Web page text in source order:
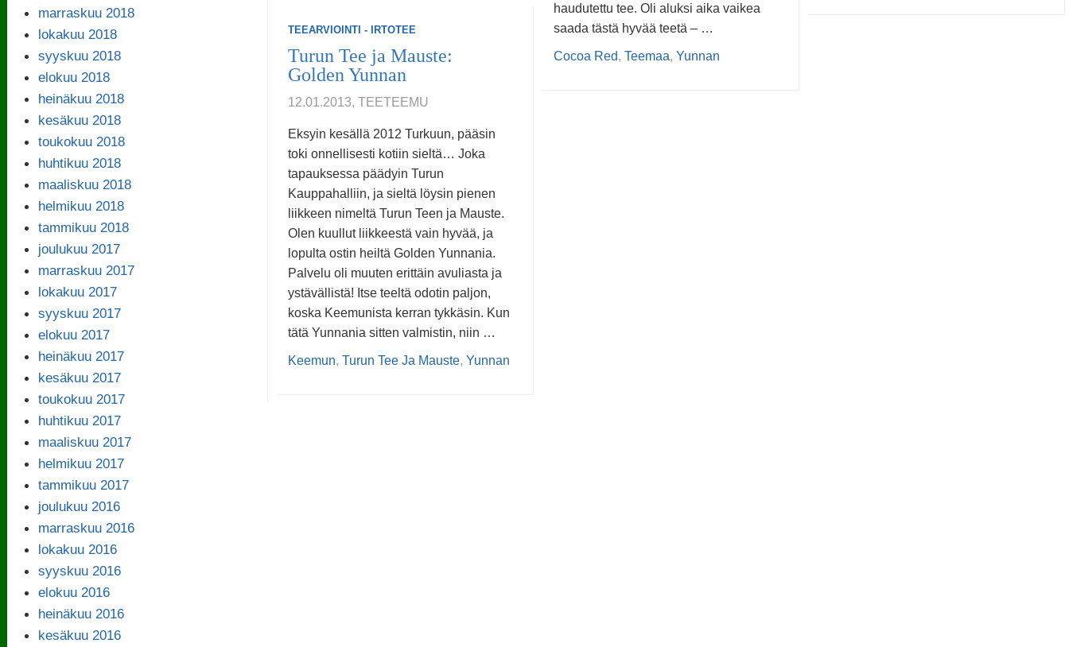
haudutettu tee. Oli aluksi aika vaikea
saada tästä hyvää teetä – …
Cocoa Red, Teemaa, Yunnan
TEEARVIOINTI - IRTOTEE
Turun Tee ja Mauste:
Golden Yunnan
12.01.2013, TEETEEMU
Eksyin kesällä 2012 Turkuun, pääsin
toki onnellisesti kotiin sieltä… Joka
tapauksessa päädyin Turun
Kauppahalliin, ja sieltä löysin pienen
liikkeen nimeltä Turun Teen ja Mauste.
Olen kuullut liikkeestä vain hyvää, ja
lopulta ostin heiltä Golden Yunnania.
Palvelu oli muuten erittäin avuliasta ja
ystävällistä! Itse teeltä odotin paljon,
koska Keemunista kerran tykkäsin. Kun
tätä Yunnania sitten valmistin, niin …
Keemun, Turun Tee Ja Mauste, Yunnan
marraskuu 2018
lokakuu 2018
syyskuu 2018
elokuu 2018
heinäkuu 2018
kesäkuu 2018
toukokuu 2018
huhtikuu 2018
maaliskuu 2018
helmikuu 2018
tammikuu 2018
joulukuu 2017
marraskuu 2017
lokakuu 2017
syyskuu 2017
elokuu 2017
heinäkuu 2017
kesäkuu 2017
toukokuu 2017
huhtikuu 2017
maaliskuu 2017
helmikuu 2017
tammikuu 2017
joulukuu 2016
marraskuu 2016
lokakuu 2016
syyskuu 2016
elokuu 2016
heinäkuu 2016
kesäkuu 2016